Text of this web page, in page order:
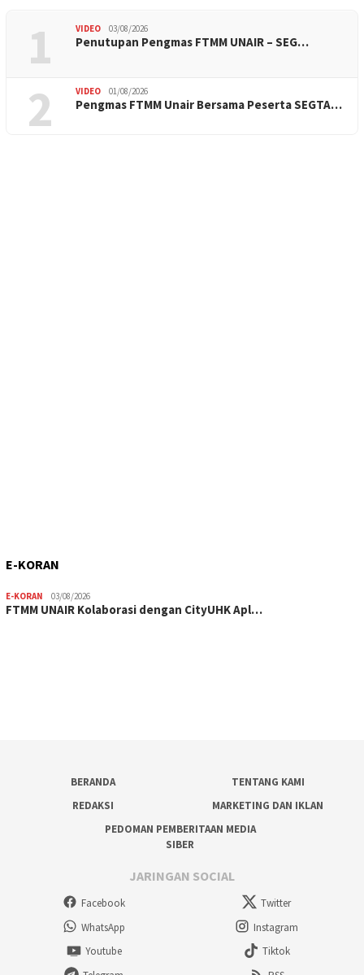
1 VIDEO 03/08/2026
Penutupan Pengmas FTMM UNAIR – SEG…
2 VIDEO 01/08/2026
Pengmas FTMM Unair Bersama Peserta SEGTA…
E-KORAN
E-KORAN 03/08/2026
FTMM UNAIR Kolaborasi dengan CityUHK Apl…
BERANDA
TENTANG KAMI
REDAKSI
MARKETING DAN IKLAN
PEDOMAN PEMBERITAAN MEDIA
SIBER
JARINGAN SOCIAL
Facebook
Twitter
WhatsApp
Instagram
Youtube
Tiktok